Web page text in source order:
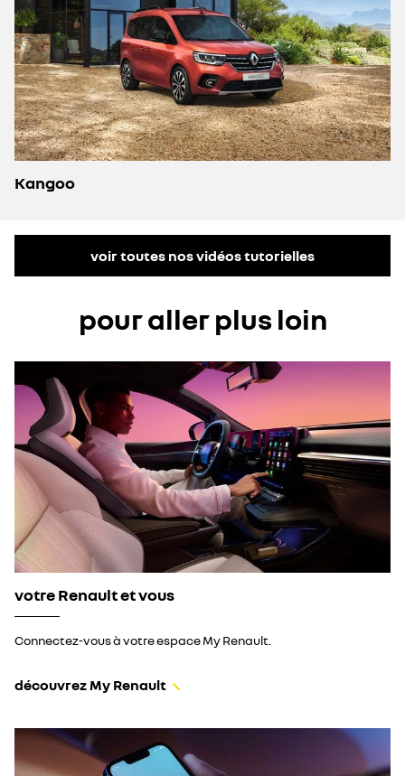
Kangoo
voir toutes nos vidéos tutorielles
pour aller plus loin
votre Renault et vous
Connectez-vous à votre espace My Renault.
découvrez My Renault